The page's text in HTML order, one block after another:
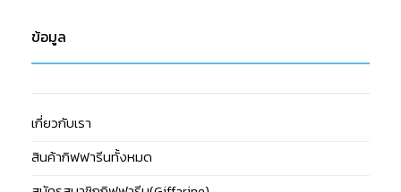
ข้อมูล
เกี่ยวกับเรา
สินค้ากิฟฟารีนทั้งหมด